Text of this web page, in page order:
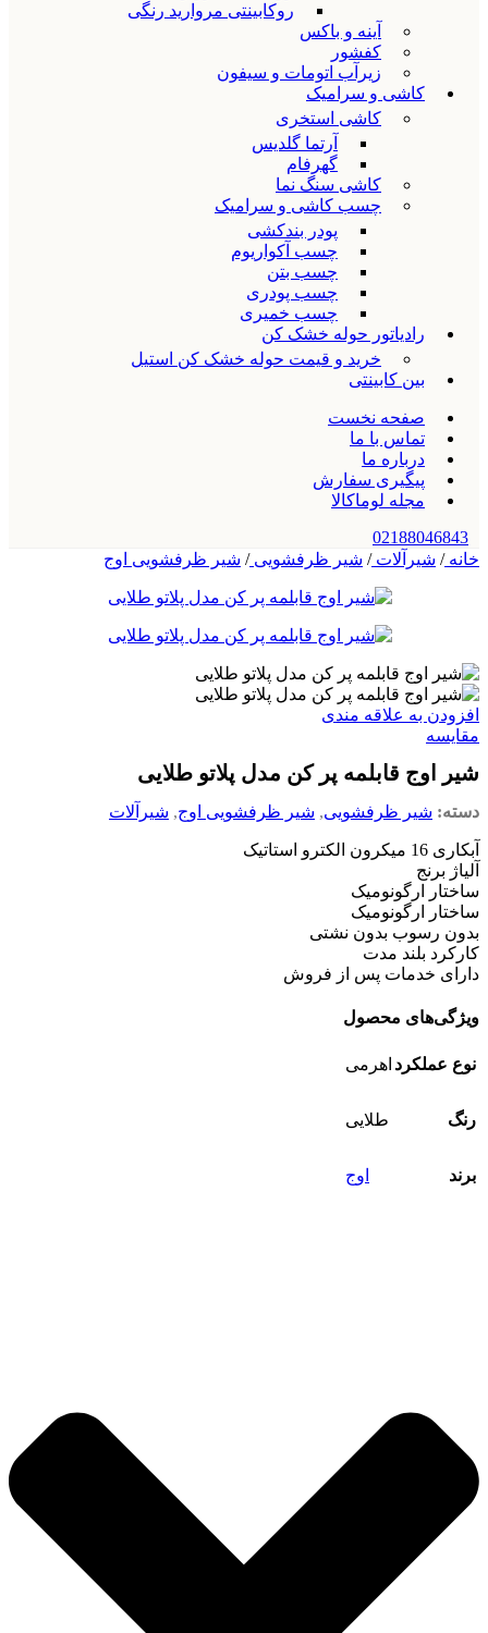
روکابینتی مروارید رنگی
آینه و باکس
کفشور
زیرآب اتومات و سیفون
کاشی و سرامیک
کاشی استخری
آرتما گلدیس
گهرفام
کاشی سنگ نما
چسب کاشی و سرامیک
پودر بندکشی
چسب آکواریوم
چسب بتن
چسب پودری
چسب خمیری
رادیاتور حوله خشک کن
خرید و قیمت حوله خشک کن استیل
بین کابینتی
صفحه نخست
تماس با ما
درباره ما
پیگیری سفارش
مجله لوماکالا
02188046843
خانه/ شیرآلات/ شیر ظرفشویی/ شیر ظرفشویی اوج
افزودن به علاقه مندی
مقایسه
شیر اوج قابلمه پر کن مدل پلاتو طلایی
دسته: شیر ظرفشویی, شیر ظرفشویی اوج, شیرآلات
آبکاری 16 میکرون الکترو استاتیک
آلیاژ برنج
ساختار ارگونومیک
ساختار ارگونومیک
بدون رسوب بدون نشتی
کارکرد بلند مدت
دارای خدمات پس از فروش
ویژگی‌های محصول
نوع عملکرد اهرمی
رنگ طلایی
برند اوج